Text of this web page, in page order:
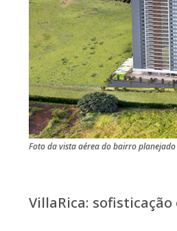
Foto da vista aérea do bairro
VillaRica: